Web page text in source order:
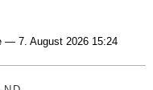
— 7. August 2026 15:24